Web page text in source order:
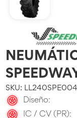
SKU: LL240SPE004
Diseño:
IC / CV (PR):